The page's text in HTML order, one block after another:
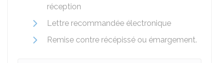
réception
Lettre recommandée électronique
Remise contre récépissé ou émargement.